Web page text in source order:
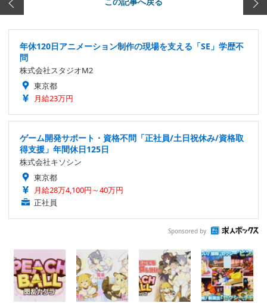
年休120日アニメーション制作の現場を支える「SE」学歴不
問
株式会社スタジオM2
東京都
月給23万円
ゲーム開発サポート・資格不問「正社員/土日祝休み/資格取
得支援」年間休日125日
株式会社キソシン
東京都
月給28万4,100円～40万円
正社員
Sponsored by